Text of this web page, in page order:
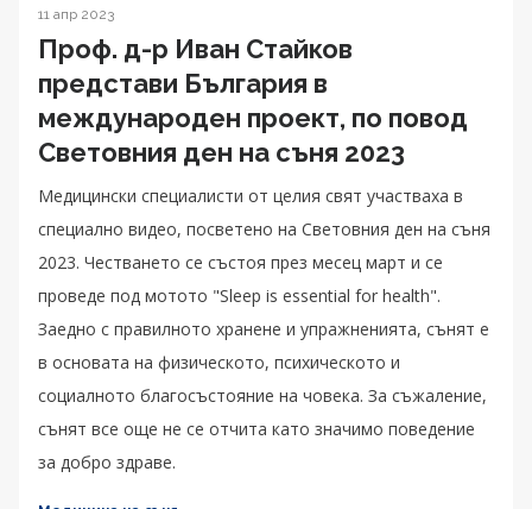
11 апр 2023
Проф. д-р Иван Стайков
представи България в
международен проект, по повод
Световния ден на съня 2023
Медицински специалисти от целия свят участваха в
специално видео, посветено на Световния ден на съня
2023. Честването се състоя през месец март и се
проведе под мотото "Sleep is essential for health".
Заедно с правилното хранене и упражненията, сънят е
в основата на физическото, психическото и
социалното благосъстояние на човека. За съжаление,
сънят все още не се отчита като значимо поведение
за добро здраве.